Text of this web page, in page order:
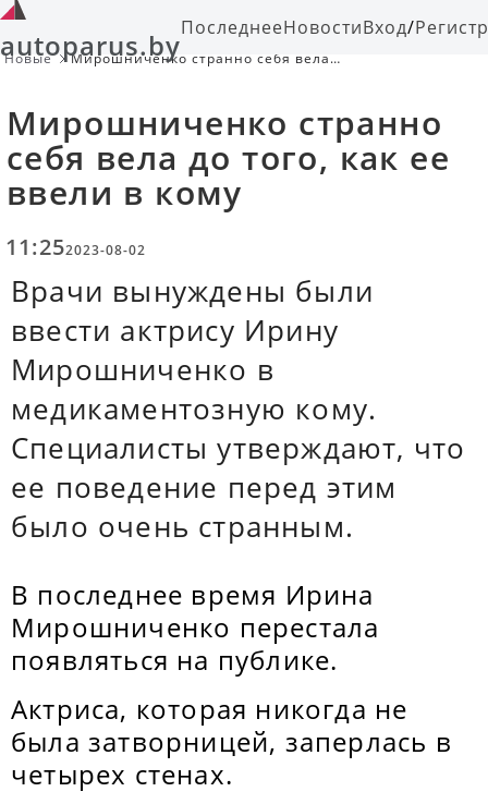
autoparus.byПоследнееНовостиВход/
Новые
Мирошниченко странно себя вела
Мирошниченко странно
себя вела до того, как ее
ввели в кому
11:252023-08-02
Врачи вынуждены были
ввести актрису Ирину
Мирошниченко в
медикаментозную кому.
Специалисты утверждают, что
ее поведение перед этим
было очень странным.
В последнее время Ирина
Мирошниченко перестала
появляться на публике.
Актриса, которая никогда не
была затворницей, заперлась в
четырех стенах.